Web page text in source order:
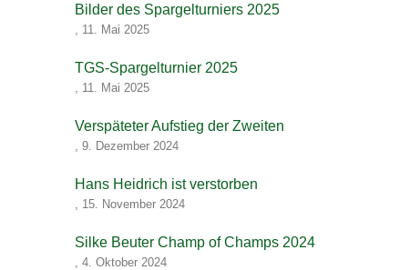
Bilder des Spargelturniers 2025
, 11. Mai 2025
TGS-Spargelturnier 2025
, 11. Mai 2025
Verspäteter Aufstieg der Zweiten
, 9. Dezember 2024
Hans Heidrich ist verstorben
, 15. November 2024
Silke Beuter Champ of Champs 2024
, 4. Oktober 2024